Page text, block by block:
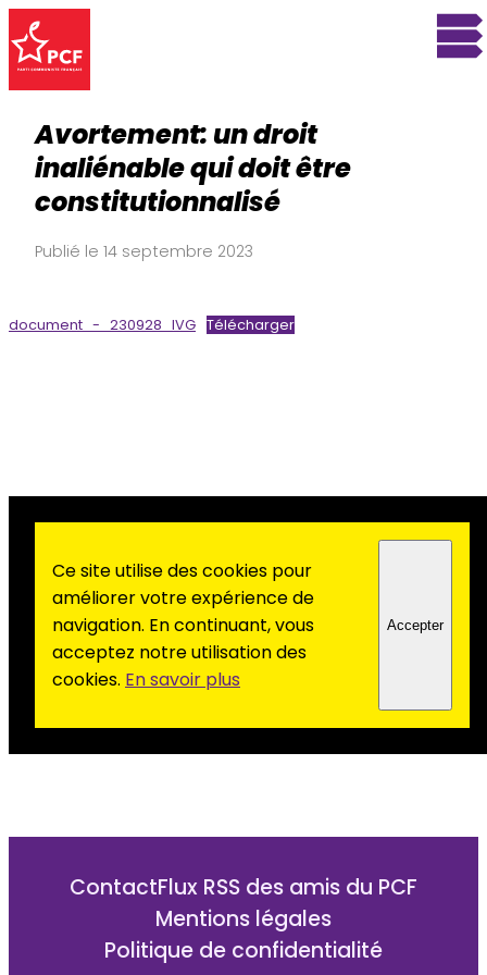
Avortement: un droit
inaliénable qui doit être
constitutionnalisé
Publié le 14 septembre 2023
document_-_230928_IVG Télécharger
Ce site utilise des cookies pour
améliorer votre expérience de
navigation. En continuant, vous
acceptez notre utilisation des
cookies. En savoir plus
Accepter
ContactFlux RSS des amis du PCF
Mentions légales
Politique de confidentialité